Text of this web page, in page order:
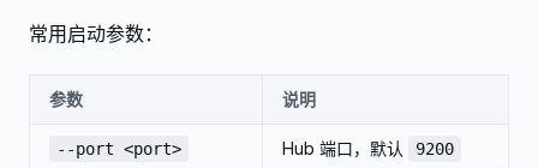
常用启动参数：
参数 说明
--port <port> Hub 端口，默认 9200